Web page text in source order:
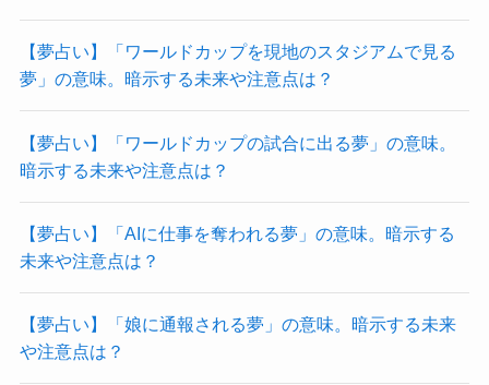
【夢占い】「ワールドカップを現地のスタジアムで見る
夢」の意味。暗示する未来や注意点は？
【夢占い】「ワールドカップの試合に出る夢」の意味。
暗示する未来や注意点は？
【夢占い】「AIに仕事を奪われる夢」の意味。暗示する
未来や注意点は？
【夢占い】「娘に通報される夢」の意味。暗示する未来
や注意点は？